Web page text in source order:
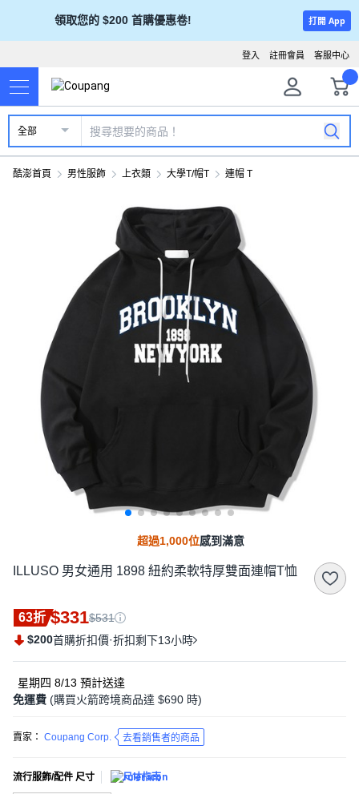
領取您的 $200 首購優惠卷! 打開 App
客服中心
註冊會員
登入
全部
酷澎首頁 男性服飾 上衣類 大學T/帽T 連帽 T
超過1,000位感到滿意
ILLUSO 男女通用 1898 紐約柔軟特厚雙面連帽T恤
63折 $331$531
$200首購折扣價·折扣剩下13小時
星期四 8/13 預計送達
免運費 (購買火箭跨境商品達 $690 時)
賣家： Coupang Corp. 去看銷售者的商品
流行服飾/配件 尺寸 尺寸指南